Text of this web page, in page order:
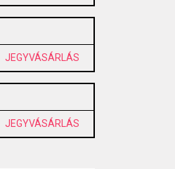
JEGYVÁSÁRLÁS
JEGYVÁSÁRLÁS